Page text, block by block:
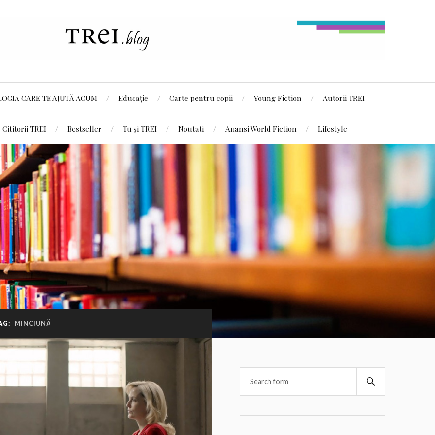
CARE TE AJUTĂ ACUM Educație Carte pentru copii Young Fiction Autorii TREI
Cititorii TREI Bestseller Tu și TREI Noutati Anansi World Fiction Lifestyle
MINCIUNĂ